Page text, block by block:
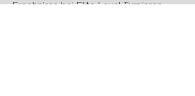
Ergebnisse bei Elite Level Turnieren